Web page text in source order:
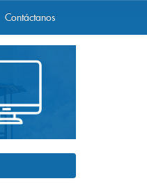
Contáctanos